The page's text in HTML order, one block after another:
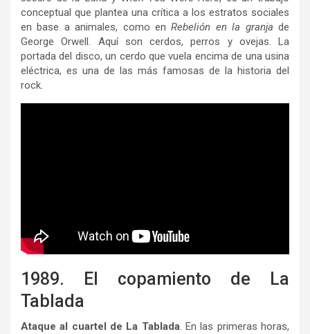
conceptual que plantea una crítica a los estratos sociales
en base a animales, como enRebelión en la granja de
George Orwell. Aquí son cerdos, perros y ovejas. La
portada del disco, un cerdo que vuela encima de una usina
eléctrica, es una de las más famosas de la historia del
rock.
1989. El copamiento de La
Tablada
Ataque al cuartel de La Tablada. En las primeras horas,